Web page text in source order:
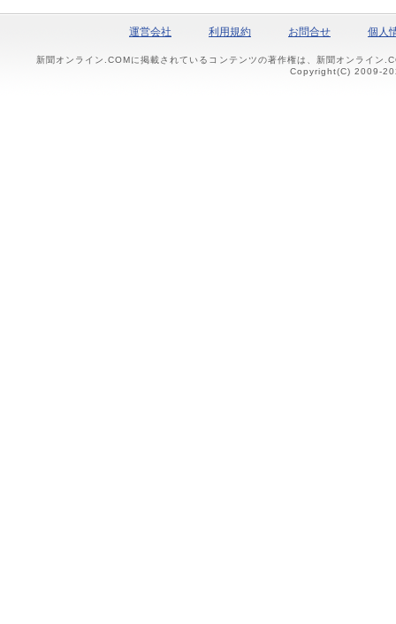
運営会社 利用規約 お問合せ 個人
新聞オンライン.COMに掲載されているコンテンツの著作権は、新聞オンライン
Copyright(C) 2009-